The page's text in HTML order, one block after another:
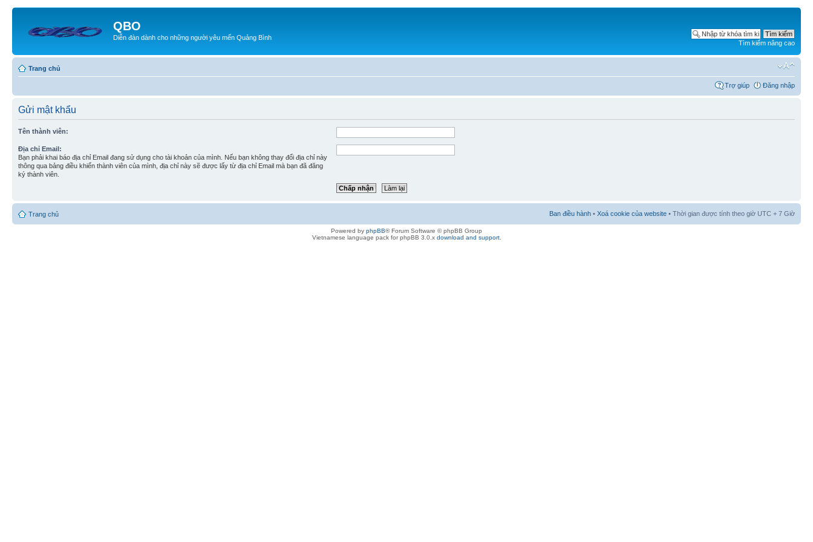
QBO
Diễn đàn dành cho những người yêu mến Quảng Bình
Tìm kiếm nâng cao
Trang chủ
Trợ giúp Đăng nhập
Gửi mật khẩu
Tên thành viên:
Địa chỉ Email:
Bạn phải khai báo địa chỉ Email đang sử dụng cho tài khoản của mình. Nếu bạn không thay đổi địa chỉ này
thông qua bảng điều khiển thành viên của mình, địa chỉ này sẽ được lấy từ địa chỉ Email mà bạn đã đăng
ký thành viên.
Trang chủ Ban điều hành • Xoá cookie của website • Thời gian được tính theo giờ UTC + 7 Giờ
Powered by phpBB® Forum Software © phpBB Group
Vietnamese language pack for phpBB 3.0.x download and support.